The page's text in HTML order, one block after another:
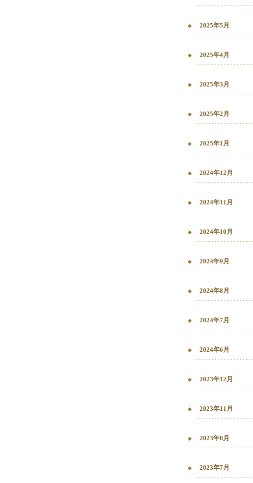
2025年5月
2025年4月
2025年3月
2025年2月
2025年1月
2024年12月
2024年11月
2024年10月
2024年9月
2024年8月
2024年7月
2024年6月
2023年12月
2023年11月
2023年8月
2023年7月